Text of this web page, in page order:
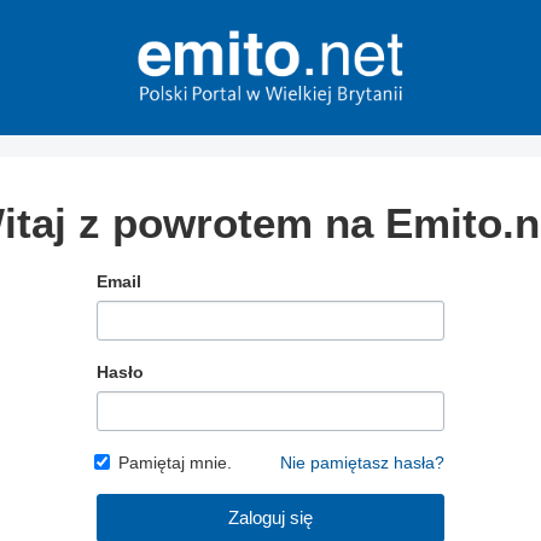
z powrotem na
Email
Hasło
Pamiętaj mnie. Nie pamiętasz hasła?
Zaloguj się